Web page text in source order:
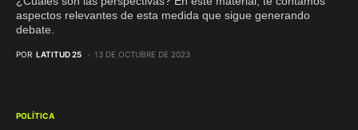
aspectos relevantes de esta medida que sigue generando
debate.
POR LATITUD 25 13 DE OCTUBRE DE 2023
POLÍTICA